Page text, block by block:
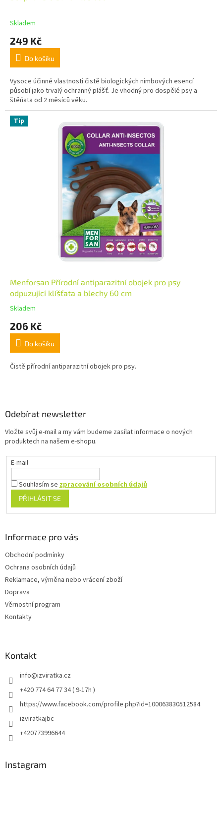
Skladem
249 Kč
Do košíku
Vysoce účinné vlastnosti čistě biologických nimbových esencí
působí jako trvalý ochranný plášť. Je vhodný pro dospělé psy a
štěňata od 2 měsíců věku.
Tip
Menforsan Přírodní antiparazitní obojek pro psy
odpuzující klíšťata a blechy 60 cm
Skladem
206 Kč
Do košíku
Čistě přírodní antiparazitní obojek pro psy.
Odebírat newsletter
Vložte svůj e-mail a my vám budeme zasílat informace o nových
produktech na našem e-shopu.
E-mail
Souhlasím sezpracování osobních údajů
PŘIHLÁSIT SE
Informace pro vás
Obchodní podmínky
Ochrana osobních údajů
Reklamace, výměna nebo vrácení zboží
Doprava
Věrnostní program
Kontakty
Kontakt
info@izviratka.cz
+420 774 64 77 34 ( 9-17h )
https://www.facebook.com/profile.php?id=100063830512584
izviratkajbc
+420773996644
Instagram